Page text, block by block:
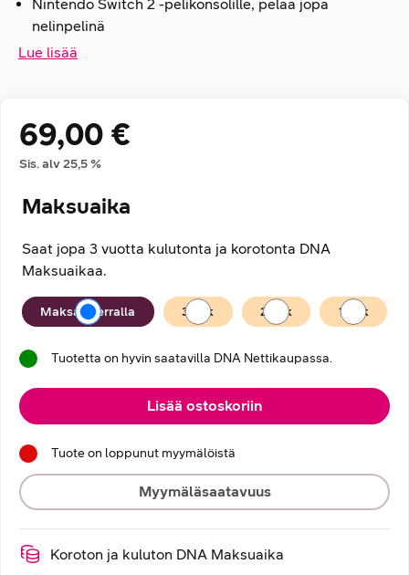
Nintendo Switch 2 -pelikonsolille, pelaa jopa
nelinpelinä
Lue lisää
Hintatiedot
69,00 €
Sis. alv25,5 %
Maksuaika
Saat jopa 3 vuotta kulutonta ja korotonta DNA
Maksuaikaa.
Maksuaika
Maksan kerralla 36 kk 24 kk 12 kk
Tuotetta on hyvin saatavilla DNA Nettikaupassa.
Lisää ostoskoriin
Tuote on loppunut myymälöistä
Myymäläsaatavuus
Koroton ja kuluton DNA Maksuaika